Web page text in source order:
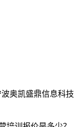
波奥凯盛鼎信息科技